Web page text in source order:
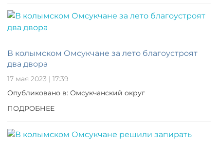
В колымском Омсукчане за лето благоустроят
два двора
17 мая 2023 | 17:39
Опубликовано в: Омсукчанский округ
ПОДРОБНЕЕ